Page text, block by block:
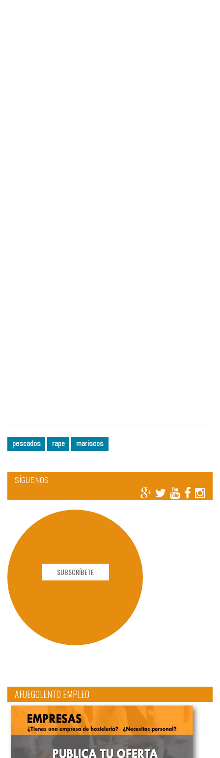
pescados rape mariscos
SÍGUENOS
SUBSCRÍBETE
AFUEGOLENTO EMPLEO